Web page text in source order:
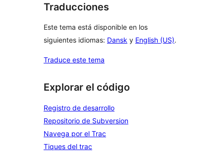
Traducciones
Este tema está disponible en los
siguientes idiomas: Dansk y English (US).
Traduce este tema
Explorar el código
Registro de desarrollo
Repositorio de Subversion
Navega por el Trac
Tiques del trac